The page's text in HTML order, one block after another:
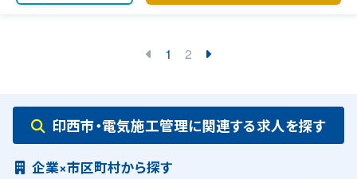
1 2
印西市・電気施工管理に関連する求人を探す
企業×市区町村から探す